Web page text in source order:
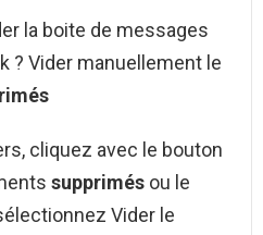
la boite de messages
? Vider manuellement le
cliquez avec le bouton
supprimés ou le
Vider le